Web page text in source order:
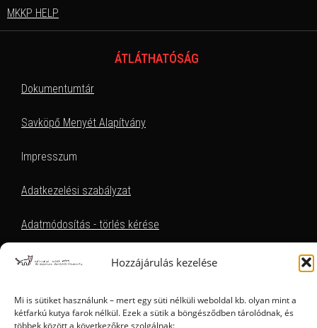
Hozzájárulás kezelése
Mi is sütiket használunk – mert egy süti nélküli weboldal kb. olyan mint a
kétfarkú kutya farok nélkül. Ezek a sütik a böngésződben tárolódnak, és
többek között a következőkre szolgálnak:
MKKP HELP
ÁTLÁTHATÓSÁG
Dokumentumtár
Savköpő Menyét Alapítvány
Impresszum
Adatkezelési szabályzat
Adatmódosítás - törlés kérése
EZT KERESEM, HOL TALÁLOM